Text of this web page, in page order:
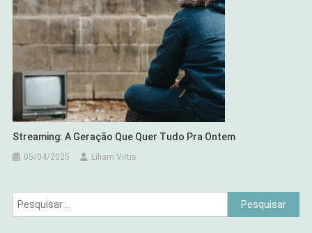
Streaming: A Geração Que Quer Tudo Pra Ontem
05/04/2025 Liliam Virtis
Pesquisar
por: